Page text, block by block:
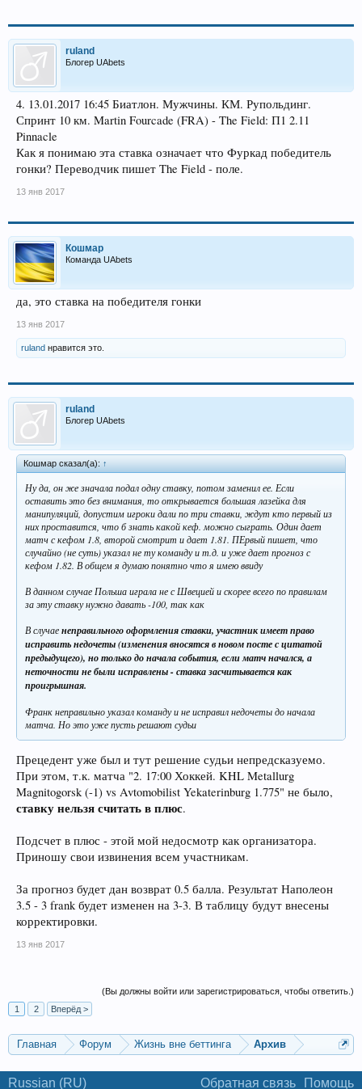
ruland
Блогер UAbets
4. 13.01.2017 16:45 Биатлон. Мужчины. КМ. Рупольдинг.
Спринт 10 км. Martin Fourcade (FRA) - The Field: П1 2.11
Pinnacle
Как я понимаю эта ставка означает что Фуркад победитель
гонки? Переводчик пишет The Field - поле.
13 янв 2017
Кошмар
Команда UAbets
да, это ставка на победителя гонки
13 янв 2017
ruland нравится это.
ruland
Блогер UAbets
Кошмар сказал(а): ↑
Ну да, он же значала подал одну ставку, потом заменил ее. Если
оставить это без внимания, то открывается большая лазейка для
манипуляций, допустим игроки дали по три ставки, ждут кто первый из
них проставится, что б знать какой кеф. можно сыграть. Один дает
матч с кефом 1.8, второй смотрит и дает 1.81. ПЕрвый пишет, что
случайно (не суть) указал не ту команду и т.д. и уже дает прогноз с
кефом 1.82. В общем я думаю понятно что я имею ввиду
В данном случае Польша играла не с Швецией и скорее всего по правилам
за эту ставку нужно давать -100, так как
В случаенеправильного оформления ставки, участник имеет право
исправить недочеты (изменения вносятся в новом посте с цитатой
предыдущего), но только до начала события, если матч начался, а
неточности не были исправлены - ставка засчитывается как
проигрышная.
Франк неправильно указал команду и не исправил недочеты до начала
матча. Но это уже пусть решают судьи
Прецедент уже был и тут решение судьи непредсказуемо.
При этом, т.к. матча "2. 17:00 Хоккей. KHL Metallurg
Magnitogorsk (-1) vs Avtomobilist Yekaterinburg 1.775" не было,
ставку нельзя считать в плюс.
Подсчет в плюс - этой мой недосмотр как организатора.
Приношу свои извинения всем участникам.
За прогноз будет дан возврат 0.5 балла. Результат Наполеон
3.5 - 3 frank будет изменен на 3-3. В таблицу будут внесены
корректировки.
13 янв 2017
(Вы должны войти или зарегистрироваться, чтобы ответить.)
1
2 Вперёд >
Главная Форум Жизнь вне беттинга Архив
Russian (RU) Обратная связь Помощь